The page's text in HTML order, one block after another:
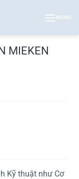
MENU
MIEKEN
Kỹ thuật như Cơ